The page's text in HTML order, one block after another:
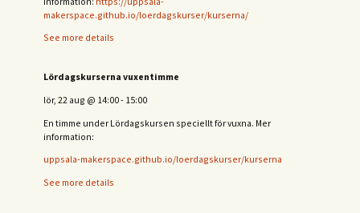
makerspace.github.io/loerdagskurser/kurserna/
See more details
Lördagskurserna vuxentimme
lör, 22 aug @ 14:00- 15:00
En timme under Lördagskursen speciellt för vuxna. Mer
information:
uppsala-makerspace.github.io/loerdagskurser/kurserna
See more details